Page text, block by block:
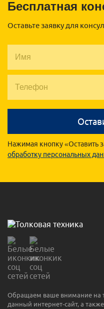
Бесплатная
Оставьте заявку для
Нажимая кнопку «Оставить
обработку персональных
Обращаем ваше внимание на
данный интернет-сайт, а также